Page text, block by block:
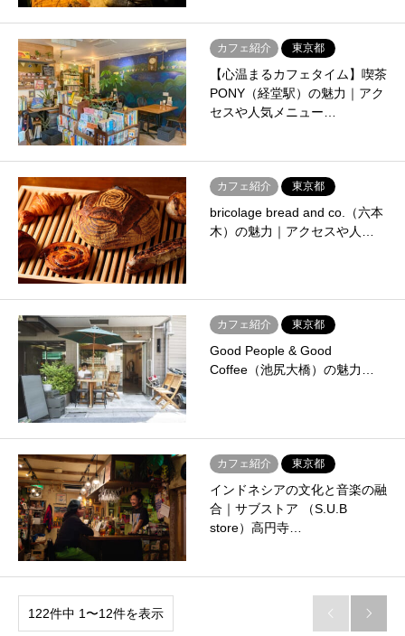
カフェ紹介 東京都
【心温まるカフェタイム】喫茶
PONY（経堂駅）の魅力｜アク
セスや人気メニュー…
カフェ紹介 東京都
bricolage bread and co.（六本
木）の魅力｜アクセスや人…
カフェ紹介 東京都
Good People & Good
Coffee（池尻大橋）の魅力…
カフェ紹介 東京都
インドネシアの文化と音楽の融
合｜サブストア （S.U.B
store）高円寺…
122件中 1〜12件を表示  